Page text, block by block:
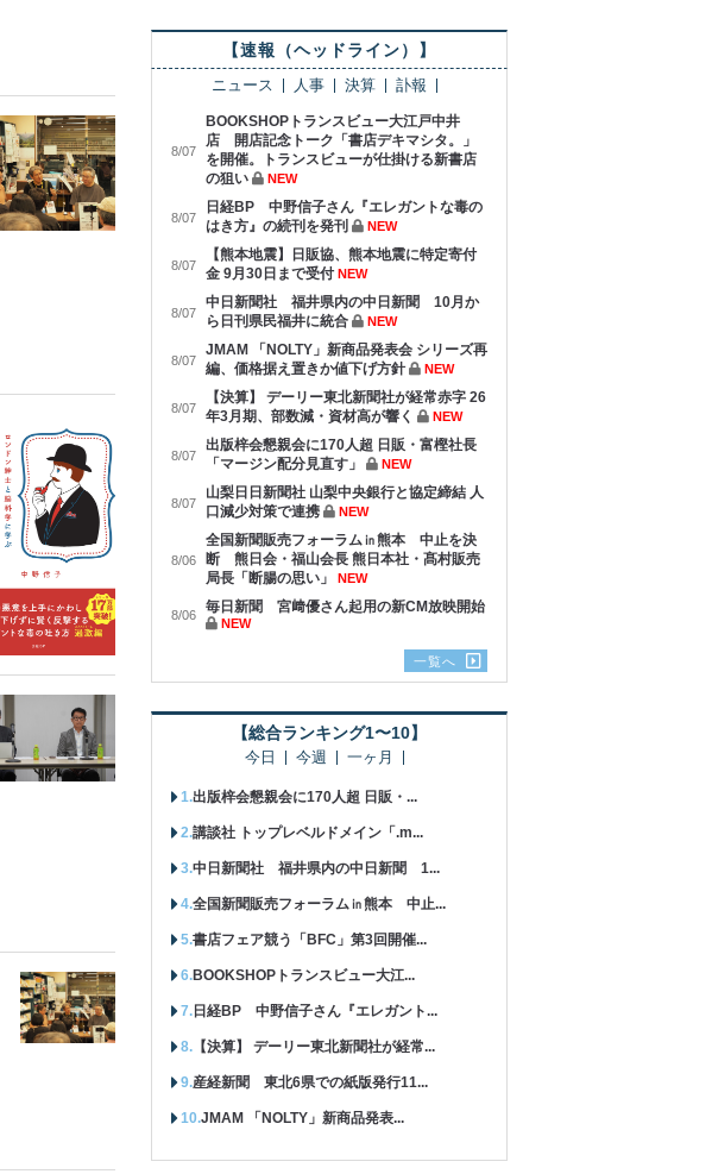
【速報（ヘッドライン）】
ニュース 人事 決算 訃報
8/07
BOOKSHOPトランスビュー大江戸中井
店 開店記念トーク「書店デキマシタ。」
を開催。トランスビューが仕掛ける新書店
の狙い
NEW
8/07
日経BP 中野信子さん『エレガントな毒の
はき方』の続刊を発刊
NEW
8/07
【熊本地震】日販協、熊本地震に特定寄付
金 9月30日まで受付 NEW
8/07
中日新聞社 福井県内の中日新聞 10月か
ら日刊県民福井に統合
NEW
8/07
JMAM 「NOLTY」新商品発表会 シリーズ再
編、価格据え置きか値下げ方針
NEW
8/07
【決算】 デーリー東北新聞社が経常赤字 26
年3月期、部数減・資材高が響く
NEW
8/07
出版梓会懇親会に170人超 日販・富樫社長
「マージン配分見直す」
NEW
8/07
山梨日日新聞社 山梨中央銀行と協定締結 人
口減少対策で連携
NEW
8/06
全国新聞販売フォーラム㏌熊本 中止を決
断 熊日会・福山会長 熊日本社・髙村販売
局長「断腸の思い」
NEW
8/06 毎日新聞 宮﨑優さん起用の新CM放映開始
NEW
一覧へ
【総合ランキング1〜10】
今日 今週 一ヶ月
出版梓会懇親会に170人超 日販・...
講談社 トップレベルドメイン「.m...
中日新聞社 福井県内の中日新聞 1...
全国新聞販売フォーラム㏌熊本 中止...
書店フェア競う「BFC」第3回開催...
BOOKSHOPトランスビュー大江...
日経BP 中野信子さん『エレガント...
【決算】 デーリー東北新聞社が経常...
産経新聞 東北6県での紙版発行11...
JMAM 「NOLTY」新商品発表...